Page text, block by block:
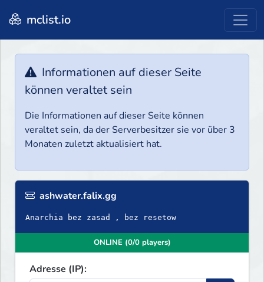
mclist.io
Informationen auf dieser Seite
können veraltet sein
Die Informationen auf dieser Seite können
veraltet sein, da der Serverbesitzer sie vor über 3
Monaten zuletzt aktualisiert hat.
ashwater.falix.gg
Anarchia bez zasad , bez resetow
ONLINE (0/0 players)
Adresse (IP):